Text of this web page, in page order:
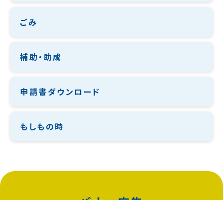
ごみ
補助・助成
申請書ダウンロード
もしもの時